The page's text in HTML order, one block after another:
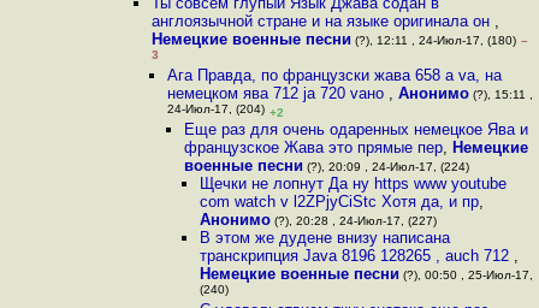
англоязычной стране и на языке оригинала он ,
Немецкие военные песни (?), 12:11 , 24-Июл-17, (180) –
3
Ага Правда, по французски жава 658 a va, на
немецком ява 712 ja 720 vaно ,Анонимо (?), 15:11 ,
24-Июл-17, (204) +2
Еще раз для очень одаренных немецкое Ява и
французское Жава это прямые пер, Немецкие
военные песни (?), 20:09 , 24-Июл-17, (224)
Щечки не лопнут Да ну https www youtube
com watch v l2ZPjyCiStc Хотя да, и пр,
Анонимо(?), 20:28 , 24-Июл-17, (227)
В этом же дудене внизу написана
транскрипция Java 8196 128265 , auch 712 ,
Немецкие военные песни (?), 00:50 , 25-Июл-17,
(240)